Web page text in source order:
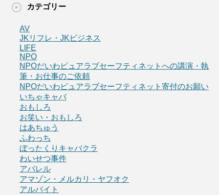
カテゴリー
AV
JKリフレ・JKビジネス
LIFE
NPO
NPOだいわピュアラブセーフティネットへの講演・執
筆・お仕事のご依頼
NPOだいわピュアラブセーフティネット寄付のお願い
いちゃキャバ
おもしろ
お笑い・おもしろ
はあちゅう
ふわっち
ぼったくりキャバクラ
わいせつ事件
アパレル
アマゾン・メルカリ・ヤフオク
アルバイト